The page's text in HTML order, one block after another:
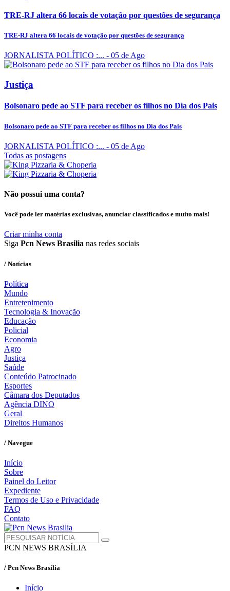
TRE-RJ altera 66 locais de votação por questões de segurança
TRE-RJ altera 66 locais de votação por questões de segurança
JORNALISTA POLÍTICO :... - 05 de Ago
Justiça
Bolsonaro pede ao STF para receber os filhos no Dia dos Pais
Bolsonaro pede ao STF para receber os filhos no Dia dos Pais
JORNALISTA POLÍTICO :... - 05 de Ago
Todas as postagens
Não possui uma conta?
Você pode ler matérias exclusivas, anunciar classificados e muito mais!
Criar minha conta
Siga Pcn News Brasilia nas redes sociais
/ Notícias
Política
Mundo
Entretenimento
Tecnologia & Inovação
Educação
Policial
Economia
Agro
Justiça
Saúde
Conteúdo Patrocinado
Esportes
Câmara dos Deputados
Agência DINO
Geral
Direitos Humanos
/ Navegue
Início
Sobre
Painel do Leitor
Expediente
Termos de Uso e Privacidade
FAQ
Contato
PCN NEWS BRASÍLIA
/ Pcn News Brasilia
Início